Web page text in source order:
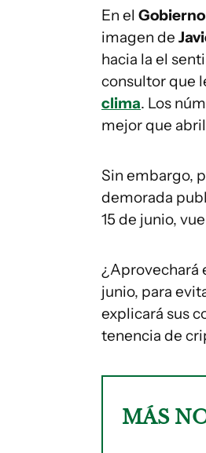
En el Gobierno
imagen de
hacia la el
consultor que
clima. Los
mejor que
Sin embargo,
demorada
15 de junio,
¿Aprovechará
junio, para
explicará sus
tenencia de
MÁS